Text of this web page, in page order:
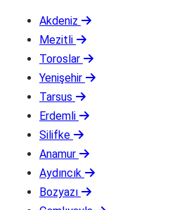
Akdeniz
Mezitli
Toroslar
Yenişehir
Tarsus
Erdemli
Silifke
Anamur
Aydıncık
Bozyazı